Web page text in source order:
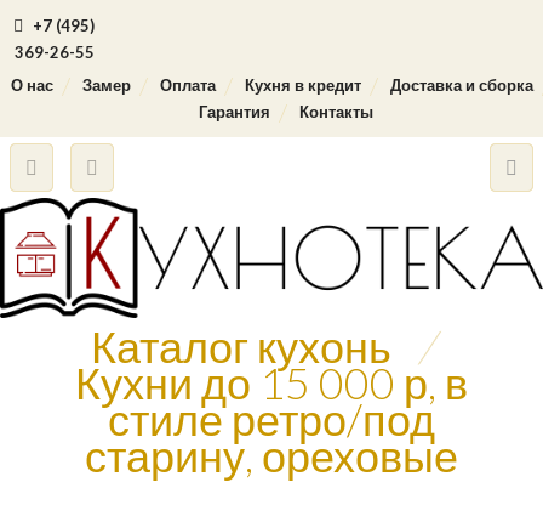
+7 (495)
369-26-55
О нас
Замер Оплата Кухня в кредит
Доставка и сборка
Гарантия
Контакты
Каталог кухонь /
Кухни до 15 000 р, в
стиле ретро/под
старину, ореховые